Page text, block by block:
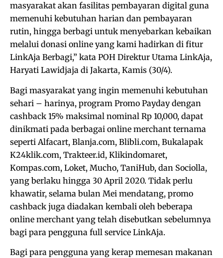
masyarakat akan fasilitas pembayaran digital guna
memenuhi kebutuhan harian dan pembayaran
rutin, hingga berbagi untuk menyebarkan kebaikan
melalui donasi online yang kami hadirkan di fitur
LinkAja Berbagi,” kata POH Direktur Utama LinkAja,
Haryati Lawidjaja di Jakarta, Kamis (30/4).
Bagi masyarakat yang ingin memenuhi kebutuhan
sehari – harinya, program Promo Payday dengan
cashback 15% maksimal nominal Rp 10,000, dapat
dinikmati pada berbagai online merchant ternama
seperti Alfacart, Blanja.com, Blibli.com, Bukalapak
K24klik.com, Trakteer.id, Klikindomaret,
Kompas.com, Loket, Mucho, TaniHub, dan Sociolla,
yang berlaku hingga 30 April 2020. Tidak perlu
khawatir, selama bulan Mei mendatang, promo
cashback juga diadakan kembali oleh beberapa
online merchant yang telah disebutkan sebelumnya
bagi para pengguna full service LinkAja.
Bagi para pengguna yang kerap memesan makanan